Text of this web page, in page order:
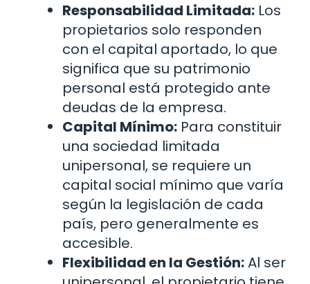
Responsabilidad Limitada: Los
propietarios solo responden
con el capital aportado, lo que
significa que su patrimonio
personal está protegido ante
deudas de la empresa.
Capital Mínimo: Para constituir
una sociedad limitada
unipersonal, se requiere un
capital social mínimo que varía
según la legislación de cada
país, pero generalmente es
accesible.
Flexibilidad en la Gestión:Al ser